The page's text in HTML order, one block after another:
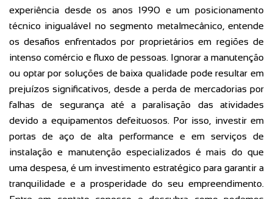
experiência desde os anos 1990 e um posicionamento
técnico inigualável no segmento metalmecânico, entende
os desafios enfrentados por proprietários em regiões de
intenso comércio e fluxo de pessoas. Ignorar a manutenção
ou optar por soluções de baixa qualidade pode resultar em
prejuízos significativos, desde a perda de mercadorias por
falhas de segurança até a paralisação das atividades
devido a equipamentos defeituosos. Por isso, investir em
portas de aço de alta performance e em serviços de
instalação e manutenção especializados é mais do que
uma despesa, é um investimento estratégico para garantir a
tranquilidade e a prosperidade do seu empreendimento.